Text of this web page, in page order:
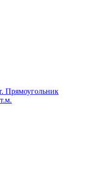
Прямоугольник